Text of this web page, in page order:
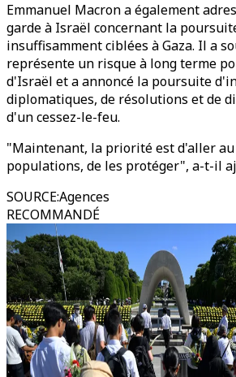
Emmanuel Macron a également
garde à Israël concernant la
insuffisamment ciblées à Gaza. Il a
représente un risque à long terme
d'Israël et a annoncé la poursuite
diplomatiques, de résolutions et de
d'un cessez-le-feu.
"Maintenant, la priorité est d'aller au
populations, de les protéger", a-t-il
SOURCE:Agences
RECOMMANDÉ